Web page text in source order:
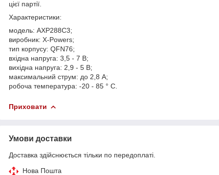
цієї партії.
Характеристики:
модель: AXP288C3;
виробник: X-Powers;
тип корпусу: QFN76;
вхідна напруга: 3,5 - 7 В;
вихідна напруга: 2,9 - 5 В;
максимальний струм: до 2,8 А;
робоча температура: -20 - 85 ° C.
Приховати
Умови доставки
Доставка здійснюється тільки по передоплаті.
Нова Пошта